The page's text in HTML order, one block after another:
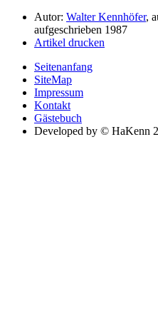
Autor: Walter Kennhöfer,
aufgeschrieben 1987
Artikel drucken
Seitenanfang
SiteMap
Impressum
Kontakt
Gästebuch
Developed by © HaKenn